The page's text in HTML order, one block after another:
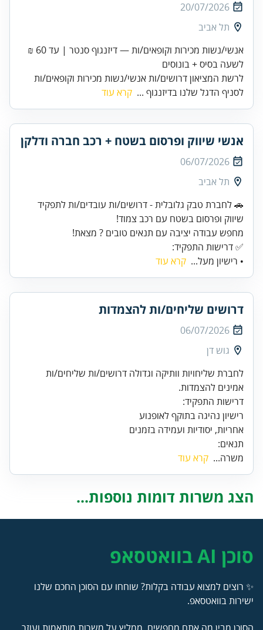
20/07/2026
תל אביב
אנשי/נשות מכירות וקופאים/ות — דיזנגוף סנטר | עד 60 ₪
לשעה בסיס + בונוסים
לרשת המציאון דרושים/ות אנשי/נשות מכירות וקופאים/ות
לסניף הדגל שלנו בדיזנגוף ... קרא עוד
אנשי שיווק ופרסום בשטח + רכב חברה ודלקן
06/07/2026
תל אביב
🚗 לחברת טבק גלובלית - דרושים/ות עובדים/ות לתפקיד
✅ דרישות התפקיד:
• רישיון מעל... קרא עוד
דרושים שליחים/ות להצמדות
06/07/2026
גוש דן
לחברת שליחויות וותיקה וגדולה דרושים/ות שליחים/ות
אמינים להצמדות.
אחריות, יסודיות ועמידה בזמנים
תנאים:
משרה... קרא עוד
הצג משרות דומות נוספות...
סוכן AI בוואטסאפ
✨ רוצים למצוא עבודה בקלות? שוחחו עם הסוכן החכם שלנו
ישירות בוואטסאפ.